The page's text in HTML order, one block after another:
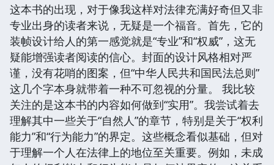
这本书的出现，对于像我这样对法律充满好奇但又非
专业出身的读者来说，无疑是一个福音。首先，它的
装帧设计给人的第一感觉就是“专业”和“权威”，这无
疑能增强读者阅读的信心。封面的设计风格相对严
谨，没有花哨的图案，但“中华人民共和国民法总则”
这几个字本身就带着一种不可忽视的分量。 我比较
关注的是这本书的内容如何做到“实用”。我尝试着去
理解其中一些关于“自然人”的章节，特别是关于“权利
能力”和“行为能力”的界定。这些概念看似基础，但对
于理解一个人在法律上的地位至关重要。例如，未成